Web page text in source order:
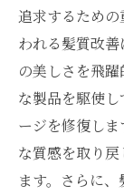
追求するため
われる髪質改
の美しさを飛
な製品を駆使
ージを修復し
な質感を取り
ます。さらに